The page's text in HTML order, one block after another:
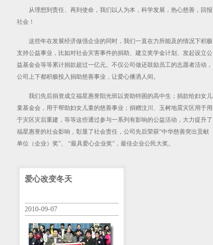
从理想到责任、再到使命，我们以人为本，科学发展，热心慈善，回报
社会！
这些年在发展经济做强企业的同时，我们一直在力所能及的情况下积极
支持公益事业，比如对社会灾害事件的捐助、建立奖学金计划、发起设立公
益基金会等等累计捐款超过一亿元。不仅公司做还鼓励员工的志愿者活动，
公司上下都积极投入捐助慈善事业，让爱心播洒人间。
我们先后捐资成立福星惠誉阳光班以资助特困的高中生；捐款给妇女儿
童基金会，用于帮助妇女儿童的慈善事业；捐赠汶川、玉树地震灾区用于用
于灾区灾后重建，等等这些通过参与一系列有影响的公益活动，大力提升了
福星惠誉的社会影响，彰显了社会责任，公司先后荣获“中华慈善突出贡献
单位（企业）奖”、 “最具爱心企业奖”，最佳企业公民大奖。
爱心改变冬天
2010-09-07